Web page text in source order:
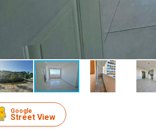
Google
Street View